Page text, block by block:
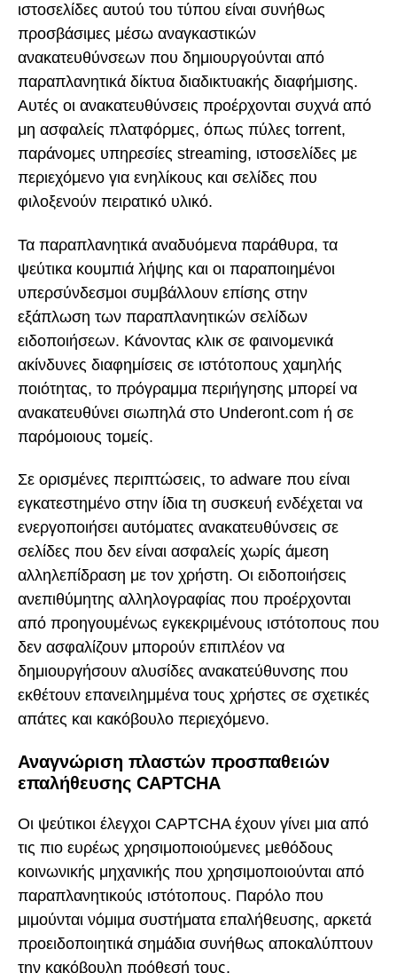
ιστοσελίδες αυτού του τύπου είναι συνήθως
προσβάσιμες μέσω αναγκαστικών
ανακατευθύνσεων που δημιουργούνται από
παραπλανητικά δίκτυα διαδικτυακής διαφήμισης.
Αυτές οι ανακατευθύνσεις προέρχονται συχνά από
μη ασφαλείς πλατφόρμες, όπως πύλες torrent,
παράνομες υπηρεσίες streaming, ιστοσελίδες με
περιεχόμενο για ενηλίκους και σελίδες που
φιλοξενούν πειρατικό υλικό.
Τα παραπλανητικά αναδυόμενα παράθυρα, τα
ψεύτικα κουμπιά λήψης και οι παραποιημένοι
υπερσύνδεσμοι συμβάλλουν επίσης στην
εξάπλωση των παραπλανητικών σελίδων
ειδοποιήσεων. Κάνοντας κλικ σε φαινομενικά
ακίνδυνες διαφημίσεις σε ιστότοπους χαμηλής
ποιότητας, το πρόγραμμα περιήγησης μπορεί να
ανακατευθύνει σιωπηλά στο Underont.com ή σε
παρόμοιους τομείς.
Σε ορισμένες περιπτώσεις, το adware που είναι
εγκατεστημένο στην ίδια τη συσκευή ενδέχεται να
ενεργοποιήσει αυτόματες ανακατευθύνσεις σε
σελίδες που δεν είναι ασφαλείς χωρίς άμεση
αλληλεπίδραση με τον χρήστη. Οι ειδοποιήσεις
ανεπιθύμητης αλληλογραφίας που προέρχονται
από προηγουμένως εγκεκριμένους ιστότοπους που
δεν ασφαλίζουν μπορούν επιπλέον να
δημιουργήσουν αλυσίδες ανακατεύθυνσης που
εκθέτουν επανειλημμένα τους χρήστες σε σχετικές
απάτες και κακόβουλο περιεχόμενο.
Αναγνώριση πλαστών προσπαθειών
επαλήθευσης CAPTCHA
Οι ψεύτικοι έλεγχοι CAPTCHA έχουν γίνει μια από
τις πιο ευρέως χρησιμοποιούμενες μεθόδους
κοινωνικής μηχανικής που χρησιμοποιούνται από
παραπλανητικούς ιστότοπους. Παρόλο που
μιμούνται νόμιμα συστήματα επαλήθευσης, αρκετά
προειδοποιητικά σημάδια συνήθως αποκαλύπτουν
την κακόβουλη πρόθεσή τους.